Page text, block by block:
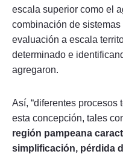
escala superior como el
combinación de
evaluación a escala
determinado e
agregaron.
Así, “diferentes
esta concepción, tales
región pampeana
simplificación, pérdida